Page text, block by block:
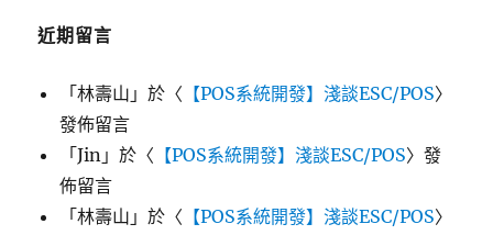
近期留言
「林壽山 」於〈 【POS系統開發】淺談ESC/POS〉
發佈留言
「Jin 」於〈 【POS系統開發】淺談ESC/POS〉發
佈留言
「林壽山 」於〈 【POS系統開發】淺談ESC/POS〉